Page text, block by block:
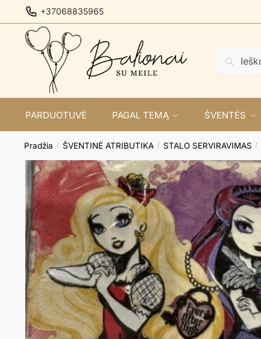
to
navigation
to
content
+37068835965
PARDUOTUVĖ PAGAL TEMĄ ŠVENTĖS
Pradžia / ŠVENTINĖ ATRIBUTIKA / STALO SERVIRAVIMAS /